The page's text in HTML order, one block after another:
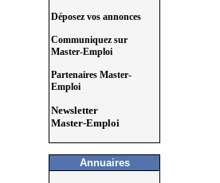
Déposez vos annonces
Communiquez sur
Master-Emploi
Partenaires Master-
Emploi
Newsletter
Master-Emploi
Annuaires